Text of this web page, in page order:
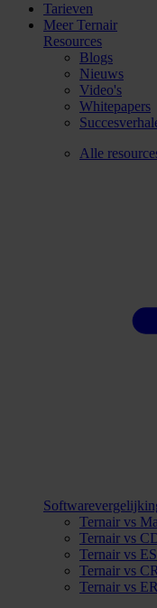
Tarieven
Meer Ternair
Resources
Blogs
Nieuws
Video's
Whitepapers
Alle
Ternair vs
Ternair vs
Ternair vs
Ternair vs
Ternair vs